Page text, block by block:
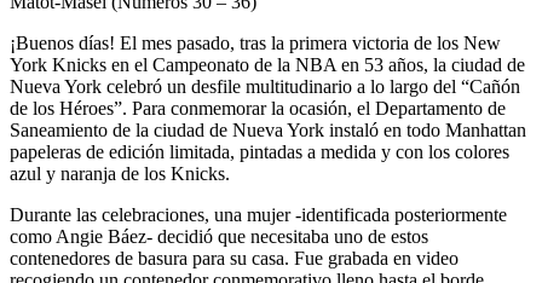
¡Buenos días! El mes pasado, tras la primera victoria de los New
York Knicks en el Campeonato de la NBA en 53 años, la ciudad de
Nueva York celebró un desfile multitudinario a lo largo del “Cañón
de los Héroes”. Para conmemorar la ocasión, el Departamento de
Saneamiento de la ciudad de Nueva York instaló en todo Manhattan
papeleras de edición limitada, pintadas a medida y con los colores
azul y naranja de los Knicks.
Durante las celebraciones, una mujer -identificada posteriormente
como Angie Báez- decidió que necesitaba uno de estos
contenedores de basura para su casa. Fue grabada en video